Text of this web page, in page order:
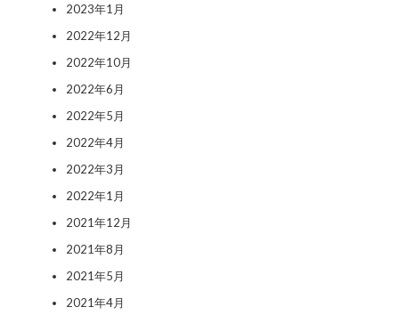
2023年1月
2022年12月
2022年10月
2022年6月
2022年5月
2022年4月
2022年3月
2022年1月
2021年12月
2021年8月
2021年5月
2021年4月